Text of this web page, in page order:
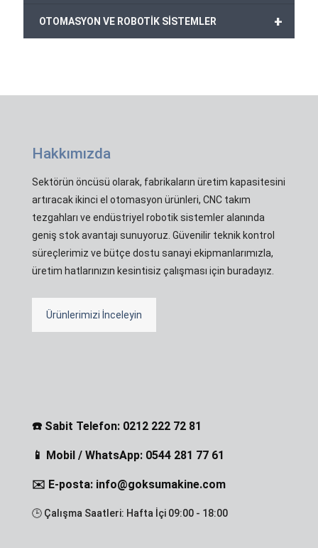
+
OTOMASYON VE ROBOTİK SİSTEMLER
Hakkımızda
Sektörün öncüsü olarak, fabrikaların üretim kapasitesini
artıracak ikinci el otomasyon ürünleri, CNC takım
tezgahları ve endüstriyel robotik sistemler alanında
geniş stok avantajı sunuyoruz. Güvenilir teknik kontrol
süreçlerimiz ve bütçe dostu sanayi ekipmanlarımızla,
üretim hatlarınızın kesintisiz çalışması için buradayız.
Ürünlerimizi İnceleyin
☎️ Sabit Telefon: 0212 222 72 81
📱 Mobil / WhatsApp: 0544 281 77 61
✉️ E-posta: info@goksumakine.com
🕒 Çalışma Saatleri: Hafta İçi 09:00 - 18:00